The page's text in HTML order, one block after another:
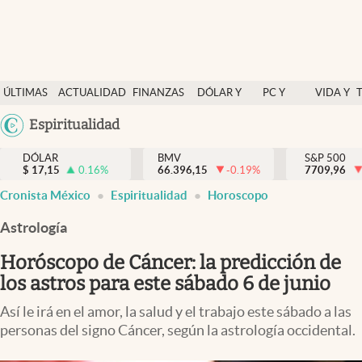
ÚLTIMAS
NOTICIAS
ACTUALIDAD
FINANZAS
DÓLAR Y
PC Y
VIDA Y
México
Espiritualidad
Actualidad
Finanzas y economía
Dólar y mercados
Pc y celular
Vida y estilo
Tv
DÓLAR
$ 17,15 0.16%
BMV
66.396,15
-0.19%
S&P 500
7709,96
Cronista México Espiritualidad Horoscopo
Astrología
Horóscopo de Cáncer: la predicción de
los astros para este sábado 6 de junio
Así le irá en el amor, la salud y el trabajo este sábado a las
personas del signo Cáncer, según la astrología occidental.